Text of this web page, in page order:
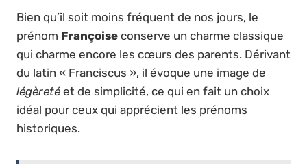
Bien qu’il soit moins fréquent de nos jours, le
prénom Françoise conserve un charme classique
qui charme encore les cœurs des parents. Dérivant
du latin « Franciscus », il évoque une image de
légèreté et de simplicité, ce qui en fait un choix
idéal pour ceux qui apprécient les prénoms
historiques.